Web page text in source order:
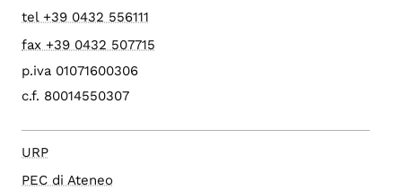
tel +39 0432 556111
fax +39 0432 507715
p.iva 01071600306
c.f. 80014550307
URP
PEC di Ateneo